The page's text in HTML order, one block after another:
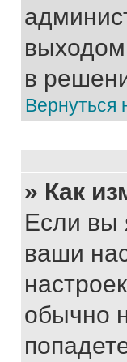
в
Вернуться
» Как
Если вы
ваши
обычно